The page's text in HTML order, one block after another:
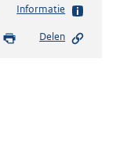
Informatie
Delen